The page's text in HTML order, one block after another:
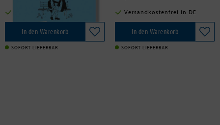
Versandkostenfrei in DE
In den Warenkorb
SOFORT LIEFERBAR
Versandkostenfrei in DE
In den Warenkorb
SOFORT LIEFERBAR